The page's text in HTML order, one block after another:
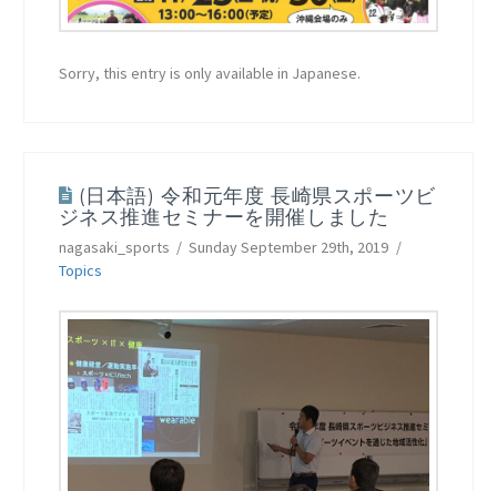
Sorry, this entry is only available in Japanese.
(日本語) 令和元年度 長崎県スポーツビ
ジネス推進セミナーを開催しました
nagasaki_sports
Sunday September 29th, 2019
Topics